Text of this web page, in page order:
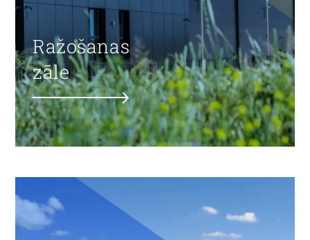
Ražošanas
zāle